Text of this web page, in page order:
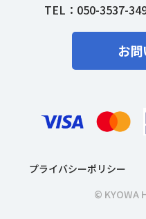
TEL： 050-3537-
お
プライバシーポリシー
© KYOWA